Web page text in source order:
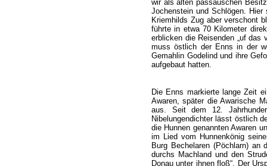
wir als alten passauschen
Jochenstein und Schlögen. Hier
Kriemhilds Zug aber verschont
führte in etwa 70 Kilometer
erblicken die Reisenden „uf das
muss östlich der Enns in der
Gemahlin Godelind und ihre
aufgebaut hatten.
Die Enns markierte lange Zeit
Awaren, später die Awarische
aus. Seit dem 12.
Nibelungendichter lässt östlich
die Hunnen genannten Awaren
im Lied vom Hunnenkönig
Burg Bechelaren (Pöchlarn) an
durchs Machland und den
Donau unter ihnen floß“. Der